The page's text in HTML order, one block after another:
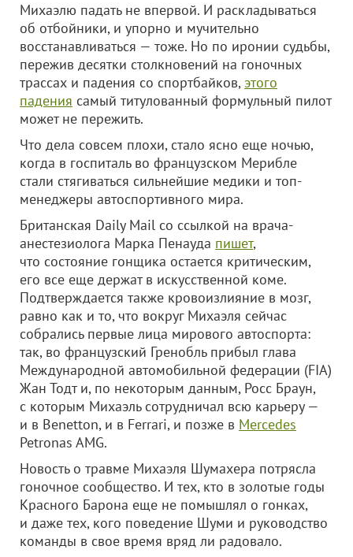
Михаэлю падать не впервой. И раскладываться
об отбойники, и упорно и мучительно
восстанавливаться — тоже. Но по иронии судьбы,
пережив десятки столкновений на гоночных
трассах и падения со спортбайков, этого
падения самый титулованный формульный пилот
может не пережить.
Что дела совсем плохи, стало ясно еще ночью,
когда в госпиталь во французском Мерибле
стали стягиваться сильнейшие медики и топ-
менеджеры автоспортивного мира.
Британская Daily Mail со ссылкой на врача-
анестезиолога Марка Пенауда пишет,
что состояние гонщика остается критическим,
его все еще держат в искусственной коме.
Подтверждается также кровоизлияние в мозг,
равно как и то, что вокруг Михаэля сейчас
собрались первые лица мирового автоспорта:
так, во французский Гренобль прибыл глава
Международной автомобильной федерации (FIA)
Жан Тодт и, по некоторым данным, Росс Браун,
с которым Михаэль сотрудничал всю карьеру —
и в Benetton, и в Ferrari, и позже в Mercedes
Petronas AMG.
Новость о травме Михаэля Шумахера потрясла
гоночное сообщество. И тех, кто в золотые годы
Красного Барона еще не помышлял о гонках,
и даже тех, кого поведение Шуми и руководство
команды в свое время вряд ли радовало.